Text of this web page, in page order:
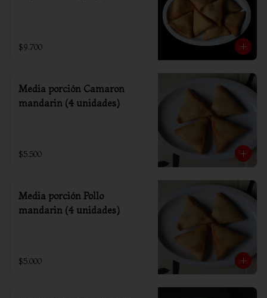
$9.700
Media porción Camaron
mandarin (4 unidades)
$5.500
Media porción Pollo
mandarin (4 unidades)
$5.000